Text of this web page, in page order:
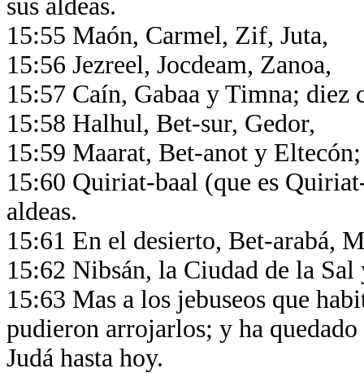
sus aldeas.
15:55 Maón, Carmel, Zif, Juta,
15:56 Jezreel, Jocdeam, Zanoa,
15:57 Caín, Gabaa y Timna; diez
15:58 Halhul, Bet-sur, Gedor,
15:59 Maarat, Bet-anot y
15:60 Quiriat-baal (que es
aldeas.
15:61 En el desierto, Bet-arabá,
15:62 Nibsán, la Ciudad de la Sal
15:63 Mas a los jebuseos que
pudieron arrojarlos; y ha
Judá hasta hoy.